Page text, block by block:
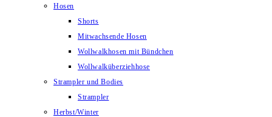
Hosen
Shorts
Mitwachsende Hosen
Wollwalkhosen mit Bündchen
Wollwalküberziehhose
Strampler und Bodies
Strampler
Herbst/Winter